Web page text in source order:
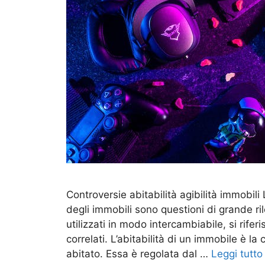
Controversie abitabilità agibilità immobili
degli immobili sono questioni di grande
utilizzati in modo intercambiabile, si
correlati. L’abitabilità di un immobile è
abitato. Essa è regolata dal … Leggi tutto